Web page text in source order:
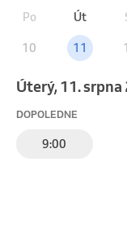
Po Út
10 11
úterý, 11.
DOPOLEDNE
9:00